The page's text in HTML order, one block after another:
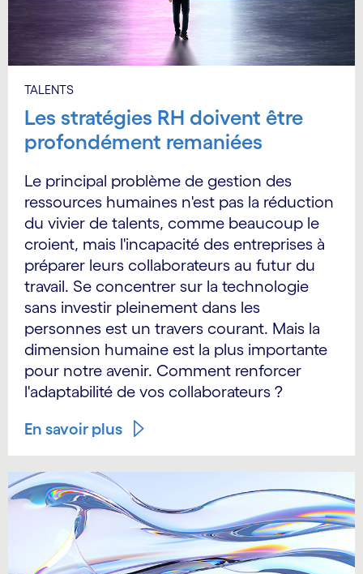
TALENTS
Les stratégies RH doivent être
profondément remaniées
Le principal problème de gestion des
ressources humaines n'est pas la réduction
du vivier de talents, comme beaucoup le
croient, mais l'incapacité des entreprises à
préparer leurs collaborateurs au futur du
travail. Se concentrer sur la technologie
sans investir pleinement dans les
personnes est un travers courant. Mais la
dimension humaine est la plus importante
pour notre avenir. Comment renforcer
l'adaptabilité de vos collaborateurs ?
En savoir plus